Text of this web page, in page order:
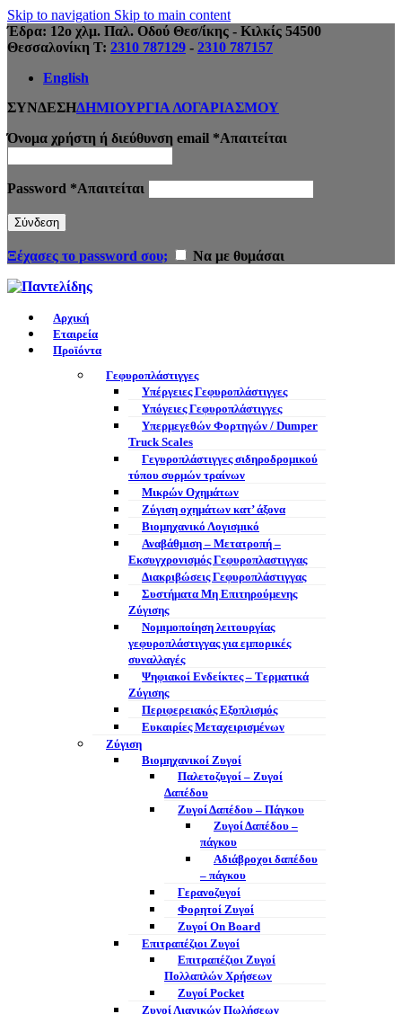
Skip to navigation Skip to main content
Έδρα: 12ο χλμ. Παλ. Οδού Θεσ/ίκης - Κιλκίς 54500
Θεσσαλονίκη Τ: 2310 787129 - 2310 787157
English
ΣΥΝΔΕΣΗΔΗΜΙΟΥΡΓΙΑ ΛΟΓΑΡΙΑΣΜΟΥ
Όνομα χρήστη ή διεύθυνση email *Απαιτείται
Password *Απαιτείται
Σύνδεση
Ξέχασες το password σου; Να με θυμάσαι
Αρχική
Εταιρεία
Προϊόντα
Γεφυροπλάστιγγες
Υπέργειες Γεφυροπλάστιγγες
Υπόγειες Γεφυροπλάστιγγες
Υπερμεγεθών Φορτηγών / Dumper
Truck Scales
Γεγυροπλάστιγγες σιδηροδρομικού
τύπου συρμών τραίνων
Μικρών Οχημάτων
Ζύγιση οχημάτων κατ’ άξονα
Βιομηχανικό Λογισμικό
Αναβάθμιση – Μετατροπή –
Εκσυγχρονισμός Γεφυροπλαστιγγας
Διακριβώσεις Γεφυροπλάστιγγας
Συστήματα Μη Επιτηρούμενης
Ζύγισης
Νομιμοποίηση λειτουργίας
γεφυροπλάστιγγας για εμπορικές
συναλλαγές
Ψηφιακοί Ενδείκτες – Tερματικά
Ζύγισης
Περιφερειακός Εξοπλισμός
Ευκαιρίες Μεταχειρισμένων
Ζύγιση
Βιομηχανικοί Ζυγοί
Παλετοζυγοί – Ζυγοί
Δαπέδου
Ζυγοί Δαπέδου – Πάγκου
Ζυγοί Δαπέδου –
πάγκου
Αδιάβροχοι δαπέδου
– πάγκου
Γερανοζυγοί
Φορητοί Ζυγοί
Ζυγοί On Board
Επιτραπέζιοι Ζυγοί
Επιτραπέζιοι Ζυγοί
Πολλαπλών Χρήσεων
Ζυγοί Pocket
Ζυγοί Λιανικών Πωλήσεων